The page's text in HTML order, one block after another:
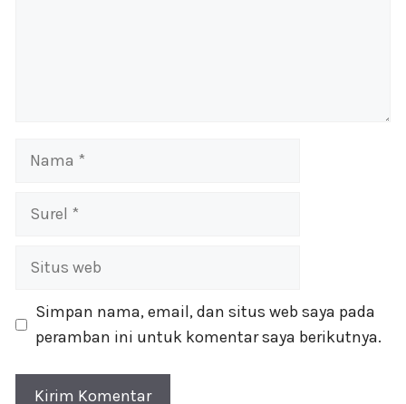
Nama
Surel
Situs
Simpan nama, email, dan situs web saya pada
peramban ini untuk komentar saya berikutnya.